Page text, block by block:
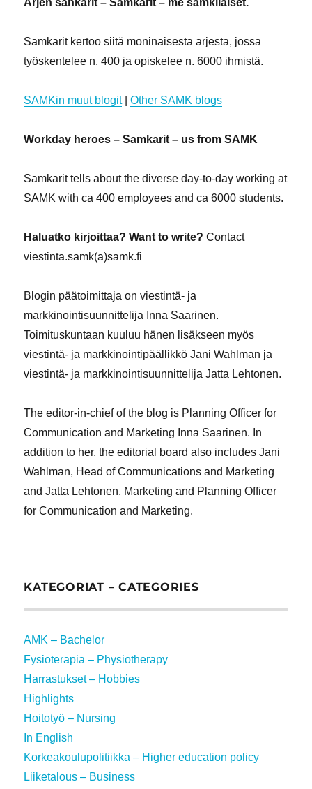
Arjen sankarit – Samkarit – me samkilaiset.
Samkarit kertoo siitä moninaisesta arjesta, jossa
työskentelee n. 400 ja opiskelee n. 6000 ihmistä.
SAMKin muut blogit|Other SAMK blogs
Workday heroes – Samkarit – us from SAMK
Samkarit tells about the diverse day-to-day working at
SAMK with ca 400 employees and ca 6000 students.
Haluatko kirjoittaa? Want to write? Contact
viestinta.samk(a)samk.fi
Blogin päätoimittaja on viestintä- ja
markkinointisuunnittelija Inna Saarinen.
Toimituskuntaan kuuluu hänen lisäkseen myös
viestintä- ja markkinointipäällikkö Jani Wahlman ja
viestintä- ja markkinointisuunnittelija Jatta Lehtonen.
The editor-in-chief of the blog is Planning Officer for
Communication and Marketing Inna Saarinen. In
addition to her, the editorial board also includes Jani
Wahlman, Head of Communications and Marketing
and Jatta Lehtonen, Marketing and Planning Officer
for Communication and Marketing.
KATEGORIAT – CATEGORIES
AMK – Bachelor
Fysioterapia – Physiotherapy
Harrastukset – Hobbies
Highlights
Hoitotyö – Nursing
In English
Korkeakoulupolitiikka – Higher education policy
Liiketalous – Business